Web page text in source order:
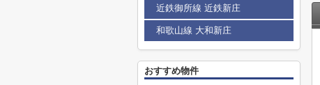
近鉄御所線 近鉄新庄
和歌山線 大和新庄
おすすめ物件